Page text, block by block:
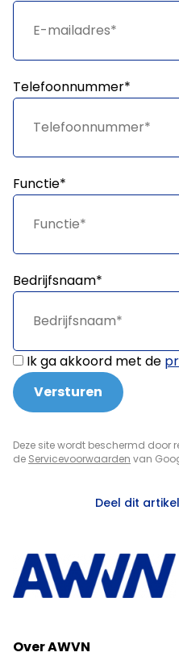
Telefoonnummer*
Functie*
Bedrijfsnaam*
Ik ga akkoord met de
Deze site wordt beschermd door
de Servicevoorwaarden van
Deel dit
Over AWVN